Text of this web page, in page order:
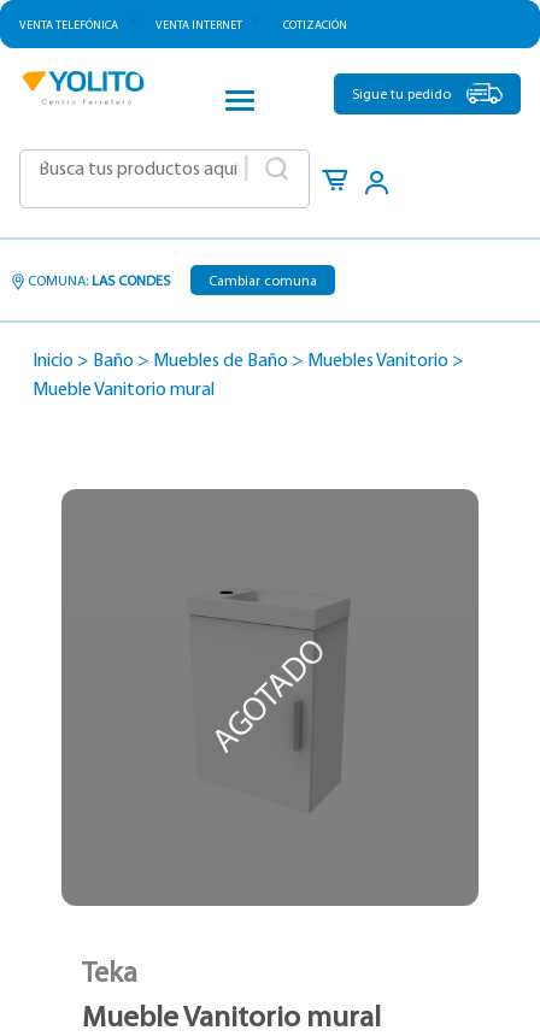
VENTA TELEFÓNICA VENTA INTERNET COTIZACIÓN
CATEGORÍAS
Sigue tu pedido
COMUNA: LAS CONDES Cambiar comuna
Inicio > Baño > Muebles de Baño > Muebles Vanitorio >
Mueble Vanitorio mural
AGOTADO
Teka
Mueble Vanitorio mural